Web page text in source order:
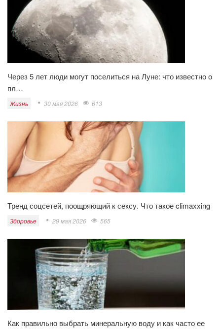
Через 5 лет люди могут поселиться на Луне: что известно о
пл…
Жизнь 30 мая 2026 613
Тренд соцсетей, поощряющий к сексу. Что такое climaxxing
Здоровье 29 мая 2026 565
Как правильно выбрать минеральную воду и как часто ее